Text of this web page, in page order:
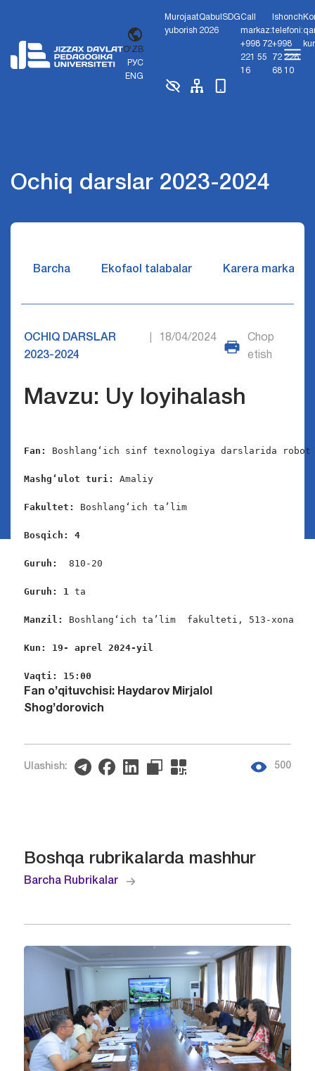
O'ZB
РУС
ENG
Murojaat
yuborish
Qabul
2026
SDGCall
markaz:
+998 72
221 55
16
Ishonch
telefoni:
+998
72 226
68 10
Ochiq darslar 2023-2024
Barcha Ekofaol talabalar Karera markazi
OCHIQ DARSLAR
2023-2024
18/04/2024
Chop
etish
Mavzu: Uy loyihalash
Fan: Boshlang‘ich sinf texnologiya darslarida
Mashg‘ulot turi: Amaliy
Fakultet: Boshlang‘ich ta’lim
Bosqich: 4
Guruh: 810-20
Guruh: 1 ta
Manzil: Boshlang‘ich ta’lim  fakulteti, 513-xona
Kun: 19- aprel 2024-yil
Vaqti: 15:00
Fan o’qituvchisi: Haydarov Mirjalol
Shog’dorovich
Ulashish: 500
Boshqa rubrikalarda mashhur
Barcha Rubrikalar